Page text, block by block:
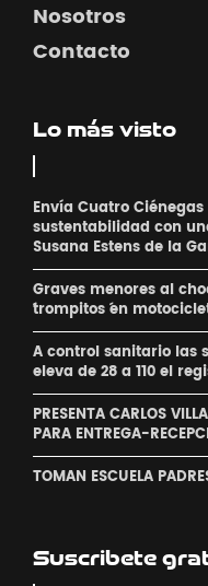
Nosotros
Contacto
Lo más visto
Envía Cuatro
sustentabilidad con
Susana Estens de la
Graves menores al
´trompitos ´en
A control sanitario las
eleva de 28 a 110 el
PRESENTA CARLOS
PARA ENTREGA-
TOMAN ESCUELA
Suscribete